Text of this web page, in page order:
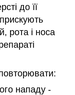
до її
рота і носа
нападу -